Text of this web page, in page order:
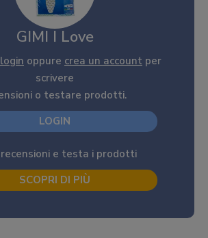
GIMI I Love
login oppure crea un account per
scrivere
o testare prodotti.
LOGIN
recensioni e testa i prodotti
SCOPRI DI PIÙ